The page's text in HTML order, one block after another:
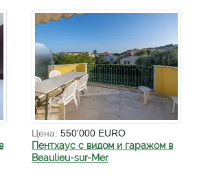
Цена: 550'000 EURO
Пентхаус с видом и гаражом в
Beaulieu-sur-Mer